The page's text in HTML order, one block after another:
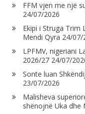
FFM vjen me një
24/07/2026
Ekipi i Struga Trim
Mendi Qyra 24/07/
LPFMV, nigeriani
2026/27 24/07/
Sonte luan
23/07/2026
Malisheva
shënojnë Uka dhe